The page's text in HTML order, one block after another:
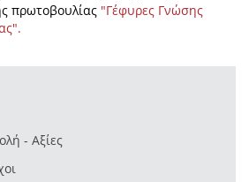
πρωτοβουλίας "Γέφυρες Γνώσης
- Αξίες